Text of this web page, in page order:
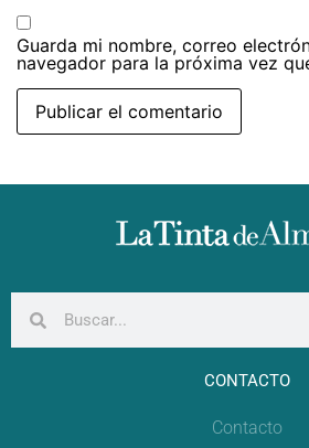
Guarda mi nombre, correo
navegador para la próxima vez
CONTACTO
Contacto